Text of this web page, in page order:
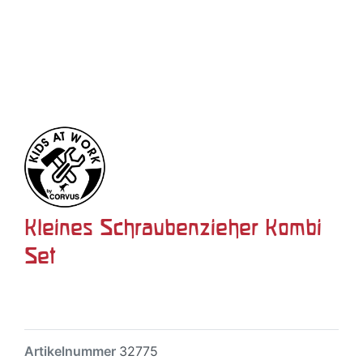
Kleines Schraubenzieher Kombi
Set
Artikelnummer 32775